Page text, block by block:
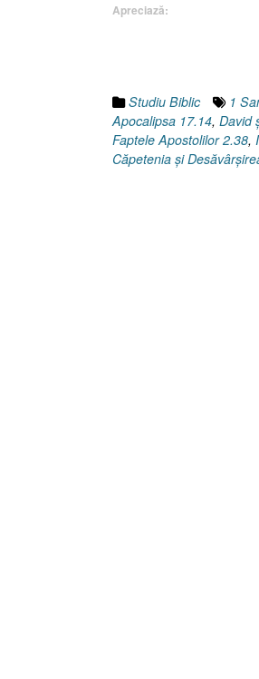
Apreciază:
Studiu Biblic 1
Apocalipsa 17.14, David
Faptele Apostolilor 2.38,
Căpetenia şi